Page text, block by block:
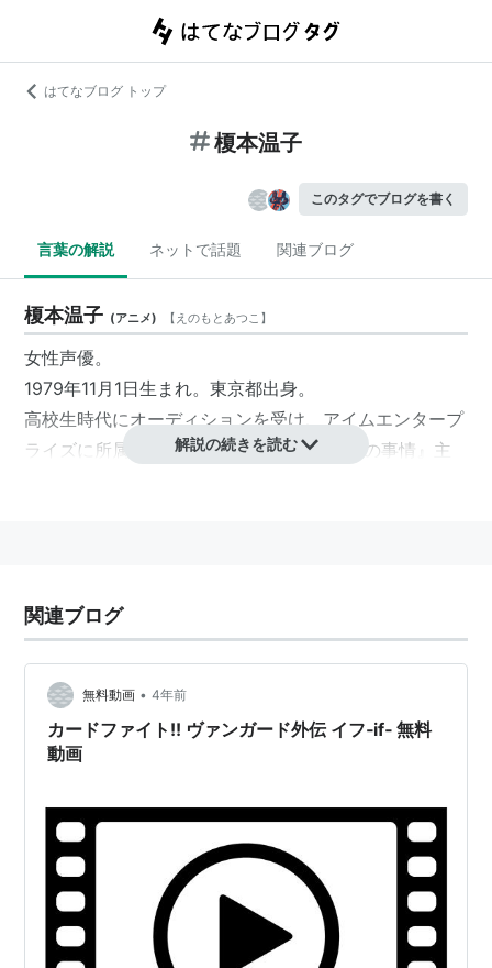
はてなブログ トップ
榎本温子
このタグでブログを書く
言葉の解説 ネットで話題 関連ブログ
榎本温子 (アニメ) 【 えのもとあつこ 】
女性声優。
1979年11月1日生まれ。東京都出身。
高校生時代にオーディションを受け、アイムエンタープ
ライズに所属。1998年、アニメ『彼氏彼女の事情』主
主な出演作品
テレビアニメ
彼氏彼女の事情（宮沢雪野）
KAIKANフレーズ（雪村愛音）
鋼鉄天使くるみ（くるみ）
だぁ！だぁ！だぁ！（小西綾）
機動天使エンジェリックレイヤー（鈴原みさき）
キャプテン翼（中沢早苗）
鋼鉄天使くるみ2式（くるみ2式）
解説の続きを読む
関連ブログ
無料動画 • 4年前
カードファイト!! ヴァンガード外伝 イフ‐if‐ 無料
動画